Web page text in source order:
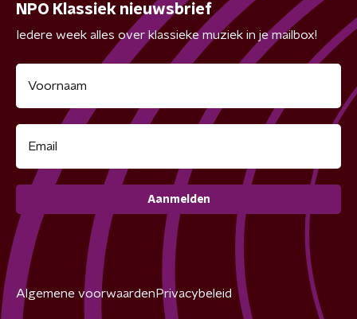
NPO Klassiek nieuwsbrief
Iedere week alles over klassieke muziek in je mailbox!
Aanmelden
Algemene voorwaardenPrivacybeleid